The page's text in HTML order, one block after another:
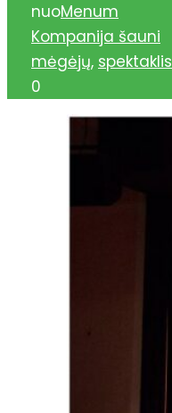
nuoMenum
Kompanija šauni
mėgėjų, spektaklis
0